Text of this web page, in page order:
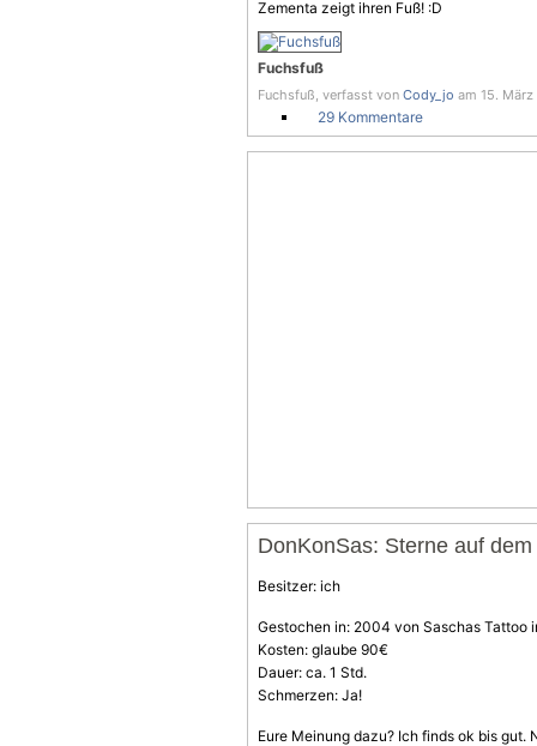
Zementa zeigt ihren Fuß! :D
Fuchsfuß
Fuchsfuß, verfasst von Cody_jo am 15.
29 Kommentare
DonKonSas: Sterne auf
Besitzer: ich
Gestochen in: 2004 von Saschas Tattoo
Kosten: glaube 90€
Dauer: ca. 1 Std.
Schmerzen: Ja!
Eure Meinung dazu? Ich finds ok bis